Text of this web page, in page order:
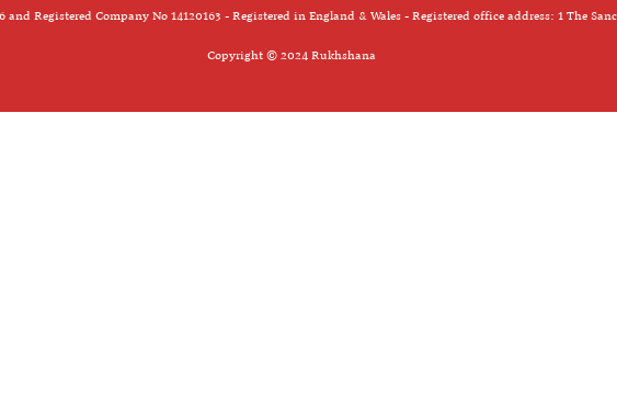
Registered Company No 14120163 - Registered in England & Wales - Registered office address: 1 The
Copyright © 2024 Rukhshana